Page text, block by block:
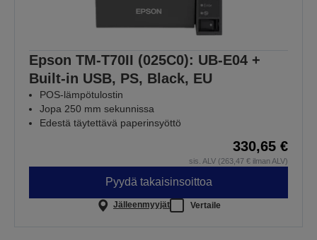
Epson TM-T70II (025C0): UB-E04 +
Built-in USB, PS, Black, EU
POS-lämpötulostin
Jopa 250 mm sekunnissa
Edestä täytettävä paperinsyöttö
330,65 €
sis. ALV (263,47 € ilman ALV)
Pyydä takaisinsoittoa
Jälleenmyyjät Vertaile